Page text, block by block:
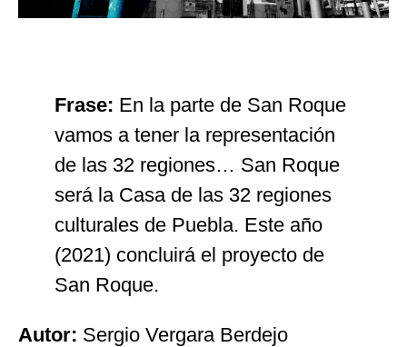
Frase: En la parte de San Roque
vamos a tener la representación
de las 32 regiones… San Roque
será la Casa de las 32 regiones
culturales de Puebla. Este año
(2021) concluirá el proyecto de
San Roque.
Autor: Sergio Vergara Berdejo